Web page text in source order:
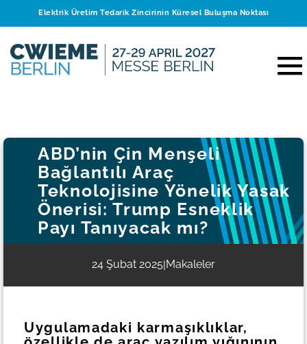
Elektrik Üretim Tedarik Zincirinin Küresel Buluşma Noktası
ABD’nin Çin Menşeli
Bağlantılı Araç
Teknolojisine Yönelik Yasak
Önerisi: Trump Esneklik
Payı Tanıyacak mı?
24 Şubat 2025|Makaleler
Uygulamadaki karmaşıklıklar,